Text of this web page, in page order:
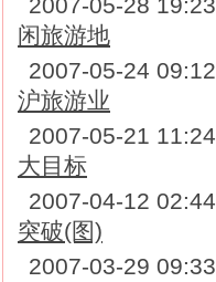
闲旅游地
2007-05-24 09:12
沪旅游业
2007-05-21 11:24
大目标
2007-04-12 02:44
突破(图)
2007-03-29 09:33